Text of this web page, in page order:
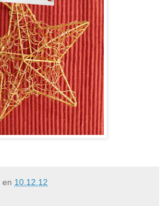
en 10.12.12